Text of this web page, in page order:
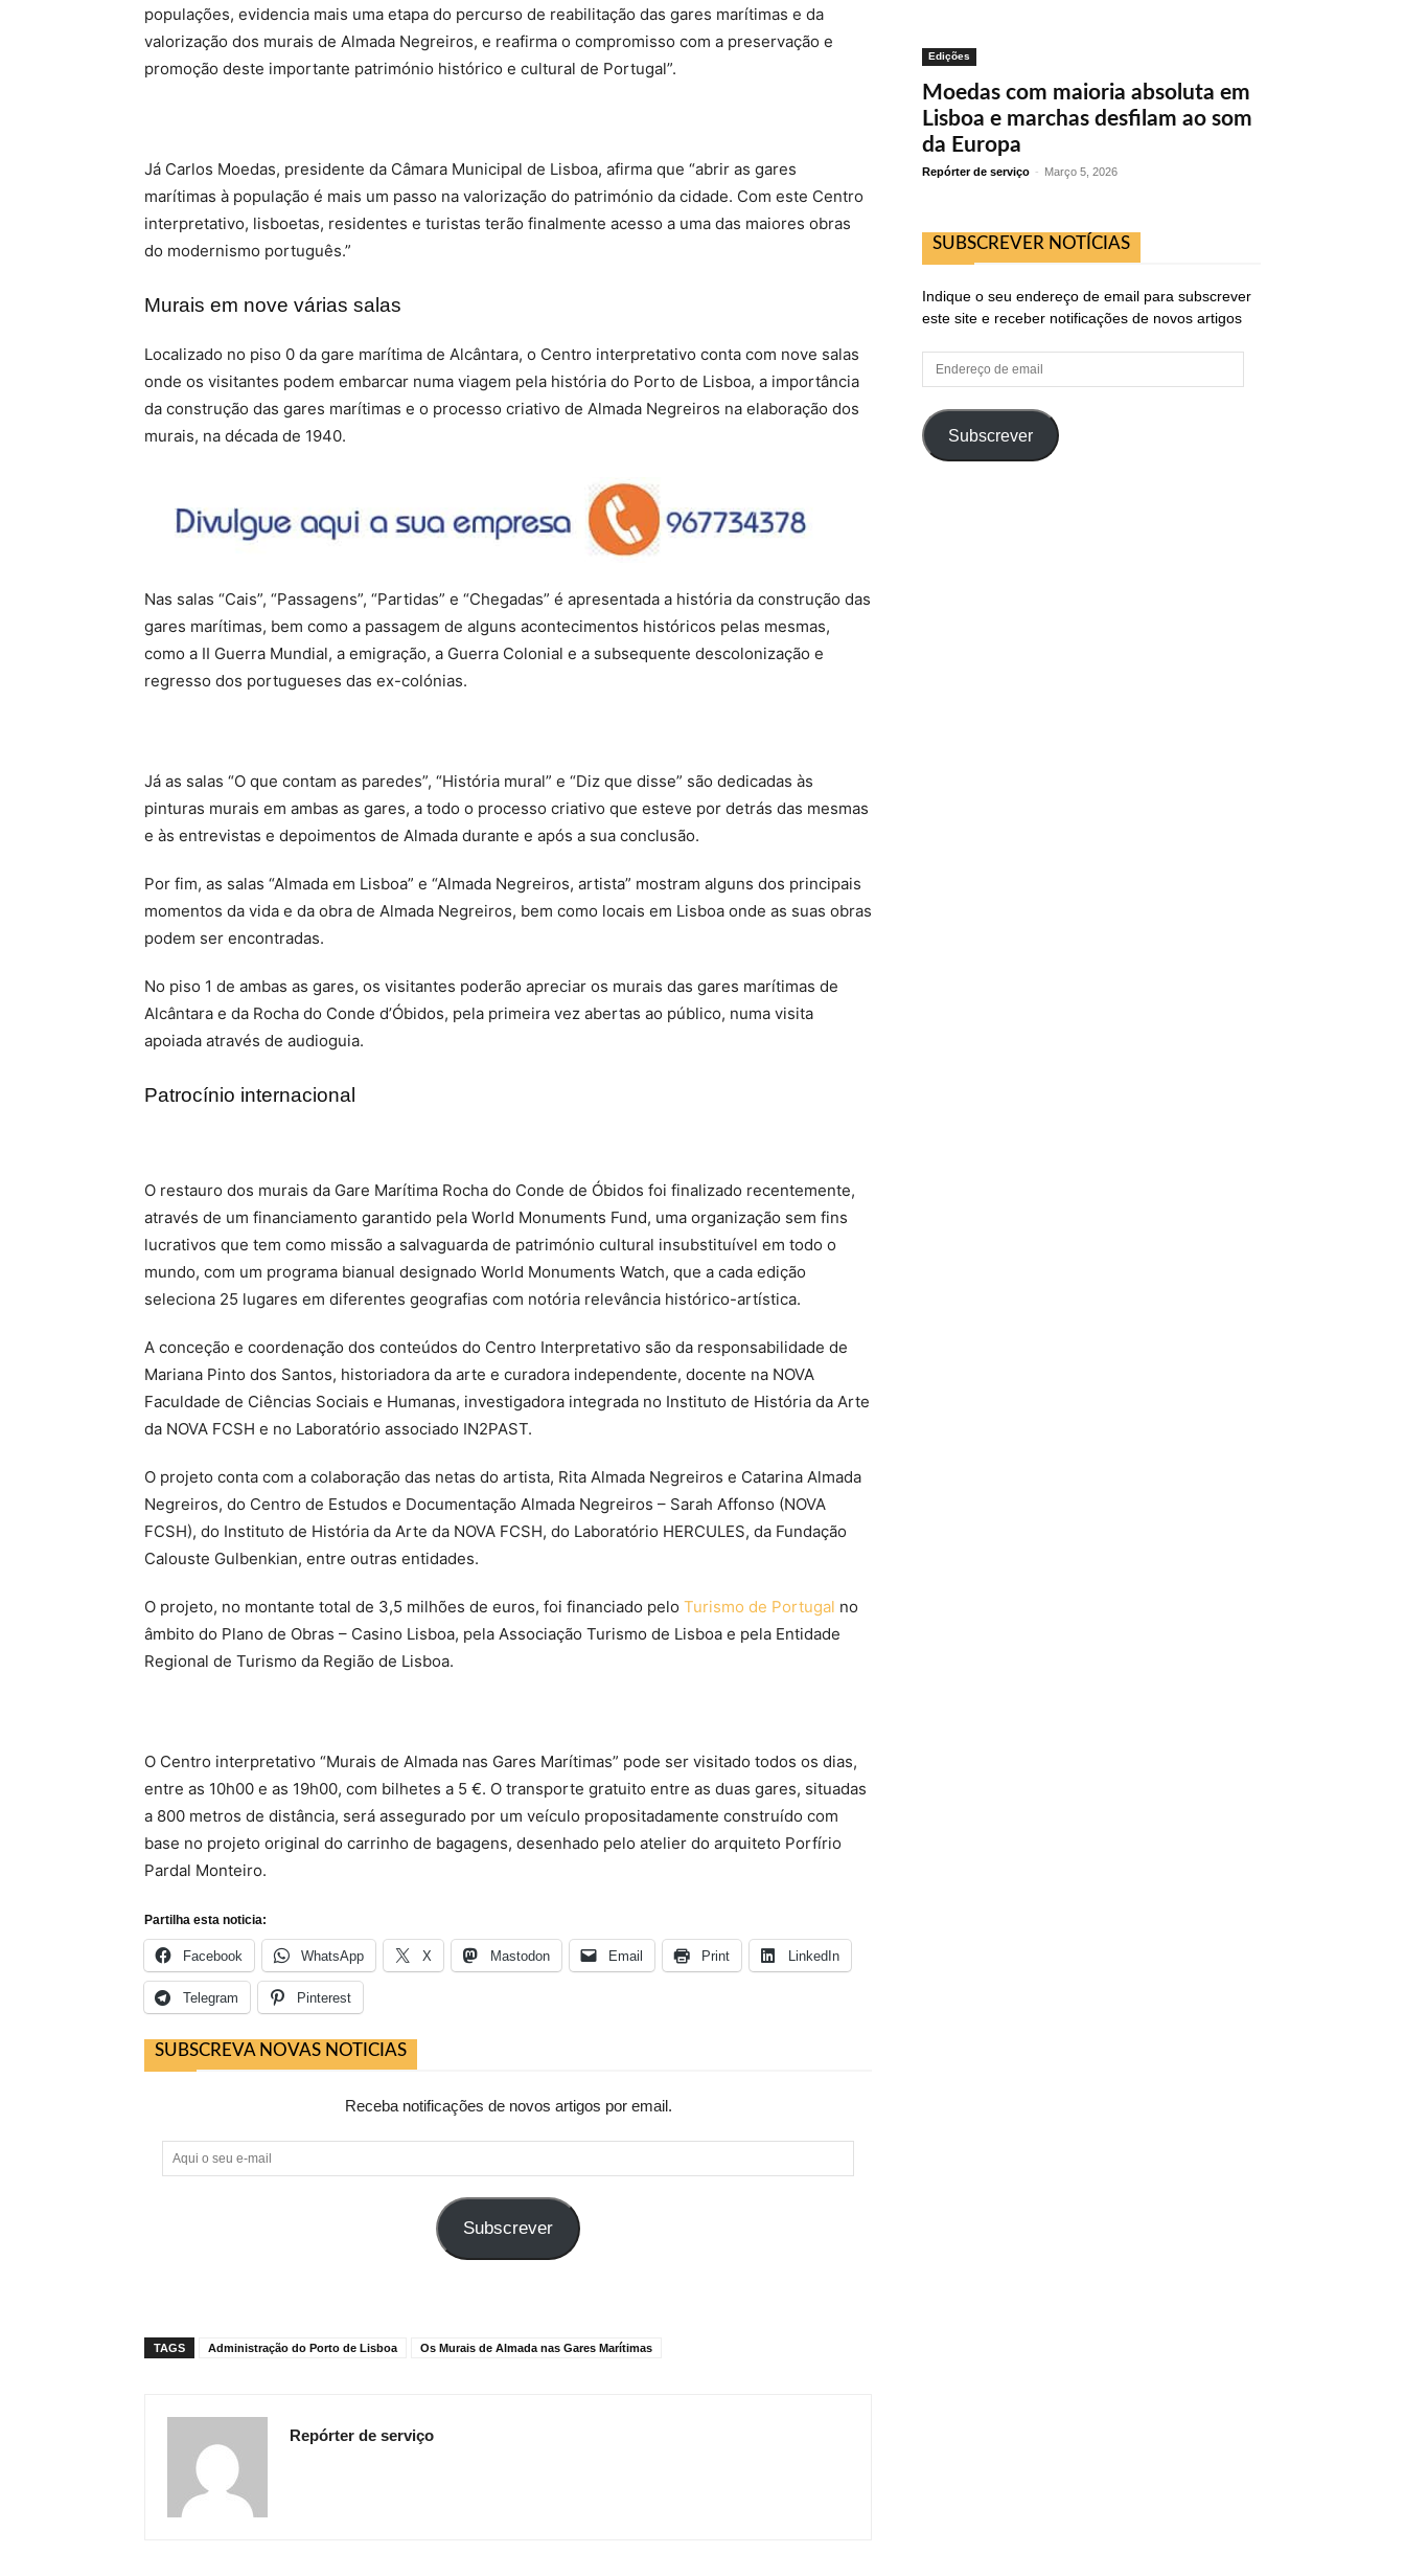
populações, evidencia mais uma etapa do percurso de reabilitação das gares marítimas e da
valorização dos murais de Almada Negreiros, e reafirma o compromisso com a preservação e
promoção deste importante património histórico e cultural de Portugal”.
Já Carlos Moedas, presidente da Câmara Municipal de Lisboa, afirma que “abrir as gares
marítimas à população é mais um passo na valorização do património da cidade. Com este Centro
interpretativo, lisboetas, residentes e turistas terão finalmente acesso a uma das maiores obras
do modernismo português.”
Murais em nove várias salas
Localizado no piso 0 da gare marítima de Alcântara, o Centro interpretativo conta com nove salas
onde os visitantes podem embarcar numa viagem pela história do Porto de Lisboa, a importância
da construção das gares marítimas e o processo criativo de Almada Negreiros na elaboração dos
murais, na década de 1940.
Nas salas “Cais”, “Passagens”, “Partidas” e “Chegadas” é apresentada a história da construção das
gares marítimas, bem como a passagem de alguns acontecimentos históricos pelas mesmas,
como a II Guerra Mundial, a emigração, a Guerra Colonial e a subsequente descolonização e
regresso dos portugueses das ex-colónias.
Já as salas “O que contam as paredes”, “História mural” e “Diz que disse” são dedicadas às
pinturas murais em ambas as gares, a todo o processo criativo que esteve por detrás das mesmas
e às entrevistas e depoimentos de Almada durante e após a sua conclusão.
Por fim, as salas “Almada em Lisboa” e “Almada Negreiros, artista” mostram alguns dos principais
momentos da vida e da obra de Almada Negreiros, bem como locais em Lisboa onde as suas obras
podem ser encontradas.
No piso 1 de ambas as gares, os visitantes poderão apreciar os murais das gares marítimas de
Alcântara e da Rocha do Conde d’Óbidos, pela primeira vez abertas ao público, numa visita
apoiada através de audioguia.
Patrocínio internacional
O restauro dos murais da Gare Marítima Rocha do Conde de Óbidos foi finalizado recentemente,
através de um financiamento garantido pela World Monuments Fund, uma organização sem fins
lucrativos que tem como missão a salvaguarda de património cultural insubstituível em todo o
mundo, com um programa bianual designado World Monuments Watch, que a cada edição
seleciona 25 lugares em diferentes geografias com notória relevância histórico-artística.
A conceção e coordenação dos conteúdos do Centro Interpretativo são da responsabilidade de
Mariana Pinto dos Santos, historiadora da arte e curadora independente, docente na NOVA
Faculdade de Ciências Sociais e Humanas, investigadora integrada no Instituto de História da Arte
da NOVA FCSH e no Laboratório associado IN2PAST.
O projeto conta com a colaboração das netas do artista, Rita Almada Negreiros e Catarina Almada
Negreiros, do Centro de Estudos e Documentação Almada Negreiros – Sarah Affonso (NOVA
FCSH), do Instituto de História da Arte da NOVA FCSH, do Laboratório HERCULES, da Fundação
Calouste Gulbenkian, entre outras entidades.
O projeto, no montante total de 3,5 milhões de euros, foi financiado pelo Turismo de Portugal no
âmbito do Plano de Obras – Casino Lisboa, pela Associação Turismo de Lisboa e pela Entidade
Regional de Turismo da Região de Lisboa.
O Centro interpretativo “Murais de Almada nas Gares Marítimas” pode ser visitado todos os dias,
entre as 10h00 e as 19h00, com bilhetes a 5 €. O transporte gratuito entre as duas gares, situadas
a 800 metros de distância, será assegurado por um veículo propositadamente construído com
base no projeto original do carrinho de bagagens, desenhado pelo atelier do arquiteto Porfírio
Pardal Monteiro.
Partilha esta noticia:
Facebook WhatsApp X Mastodon Email Print LinkedIn
Telegram Pinterest
SUBSCREVA NOVAS NOTICIAS
Receba notificações de novos artigos por email.
Aqui
o
Subscrever
TAGS Administração do Porto de Lisboa Os Murais de Almada nas Gares Marítimas
Repórter de serviço
Edições
Moedas com maioria absoluta em
Lisboa e marchas desfilam ao som
da Europa
Repórter de serviço - Março 5, 2026
SUBSCREVER NOTÍCIAS
Indique o seu endereço de email para subscrever
este site e receber notificações de novos artigos
Endereço
de
Subscrever